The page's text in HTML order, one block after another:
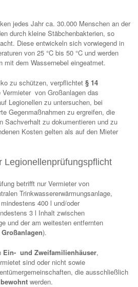
jedes Jahr ca. 30.000 Menschen an der
durch kleine Stäbchenbakterien, so
Diese entwickeln sich vorwiegend in
von 25 °C bis 50 °C und werden
mit dem Wassernebel eingeatmet.
zu schützen, verpflichtet § 14
Vermieter von Großanlagen das
Legionellen zu untersuchen, bei
Gegenmaßnahmen zu ergreifen, die
Sachverhalt zu dokumentieren und zu
Kosten gelten als auf den Mieter
Legionellenprüfungspflicht
betrifft nur Vermieter von
Trinkwassererwärmungsanlage,
400 l und/oder
3 l Inhalt zwischen
und der am weitesten entfernten
Großanlagen).
Ein- und Zweifamilienhäuser,
sind oder nicht sowie
die ausschließlich
werden.